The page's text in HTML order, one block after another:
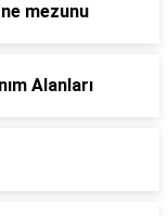
mezunu
Alanları